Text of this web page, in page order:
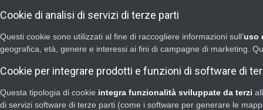
Cookie di analisi di servizi di terze parti
Questi cookie sono utilizzati al fine di raccogliere informazioni sull’uso
geografica, età, genere e interessi ai fini di campagne di marketing.
Cookie per integrare prodotti e funzioni di software di
Questa tipologia di cookie integra funzionalità sviluppate da terzi
di servizi software di terze parti (come i software per generare le